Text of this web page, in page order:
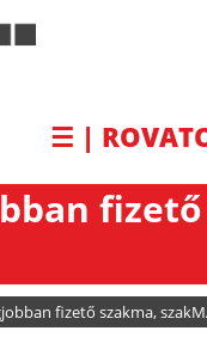
☰ |
fizető
fizető szakma,